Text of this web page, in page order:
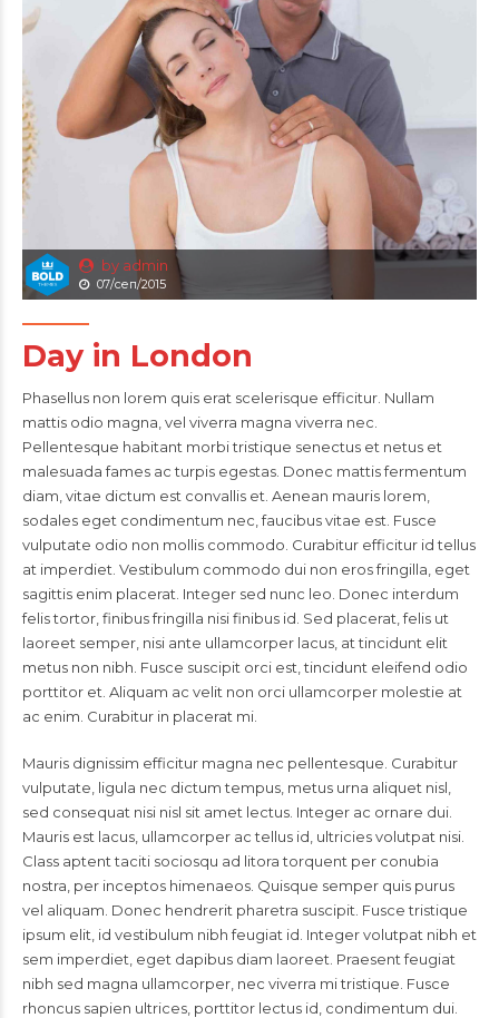
by admin
07/сеп/2015
Day in London
Phasellus non lorem quis erat scelerisque efficitur. Nullam
mattis odio magna, vel viverra magna viverra nec.
Pellentesque habitant morbi tristique senectus et netus et
malesuada fames ac turpis egestas. Donec mattis fermentum
diam, vitae dictum est convallis et. Aenean mauris lorem,
sodales eget condimentum nec, faucibus vitae est. Fusce
vulputate odio non mollis commodo. Curabitur efficitur id tellus
at imperdiet. Vestibulum commodo dui non eros fringilla, eget
sagittis enim placerat. Integer sed nunc leo. Donec interdum
felis tortor, finibus fringilla nisi finibus id. Sed placerat, felis ut
laoreet semper, nisi ante ullamcorper lacus, at tincidunt elit
metus non nibh. Fusce suscipit orci est, tincidunt eleifend odio
porttitor et. Aliquam ac velit non orci ullamcorper molestie at
ac enim. Curabitur in placerat mi.
Mauris dignissim efficitur magna nec pellentesque. Curabitur
vulputate, ligula nec dictum tempus, metus urna aliquet nisl,
sed consequat nisi nisl sit amet lectus. Integer ac ornare dui.
Mauris est lacus, ullamcorper ac tellus id, ultricies volutpat nisi.
Class aptent taciti sociosqu ad litora torquent per conubia
nostra, per inceptos himenaeos. Quisque semper quis purus
vel aliquam. Donec hendrerit pharetra suscipit. Fusce tristique
ipsum elit, id vestibulum nibh feugiat id. Integer volutpat nibh et
sem imperdiet, eget dapibus diam laoreet. Praesent feugiat
nibh sed magna ullamcorper, nec viverra mi tristique. Fusce
rhoncus sapien ultrices, porttitor lectus id, condimentum dui.